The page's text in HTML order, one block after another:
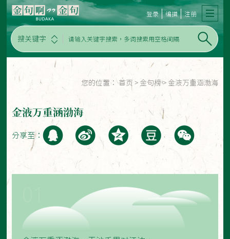
搜关键字
登录 编撰 注册
您的位置： 首页 > 金句榜 > 金液万重涵渤海
金液万重涵渤海
分享至：